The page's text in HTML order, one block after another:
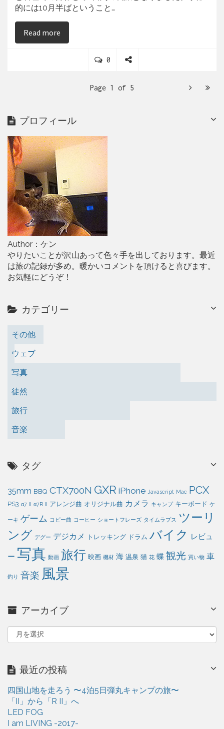
的には10月半ばということ…
Read more
0C
m
a
Page 1 of 5 N L
プロフィール
Author：ケン
やりたいことが沢山あって色々手を出しております。最近
は旅の記録が多め。暖かいコメントを頂けると喜びます。
お気軽にどうぞ！
カテゴリー
その他
ウェブ
写真
徒然
旅行
音楽
タグ
35mm BBQ CTX700N GXR iPhone Javascript Mac PCX
PS3 α7 II α7R II アレンジ曲 オリジナル曲 カメラ キャンプ キーボード ケ
ーキ ゲーム コピー曲 コーヒー ショートフレーズ タイムラプス ツーリ
ング デグー デジカメ トレッキング ドラム バイク レビュ
ー 写真 動画 旅行 映画 機材 海 温泉 猫 花 蝶 観光 買い物 車
釣り 音楽 風景
アーカイブ
ア
ー
イ
ブ 最近の投稿
四国山地を走ろう 〜4泊5日弾丸キャンプの旅〜
「II」から「R II」へ
LED FOG
I am LIVING -2017-